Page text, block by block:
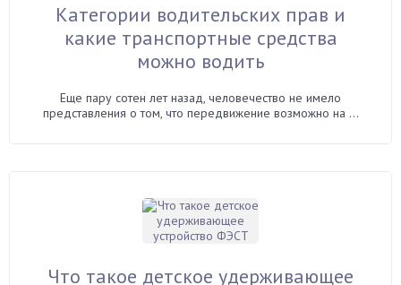
Категории водительских прав и
какие транспортные средства
можно водить
Еще пару сотен лет назад, человечество не имело
представления о том, что передвижение возможно на ...
Что такое детское удерживающее